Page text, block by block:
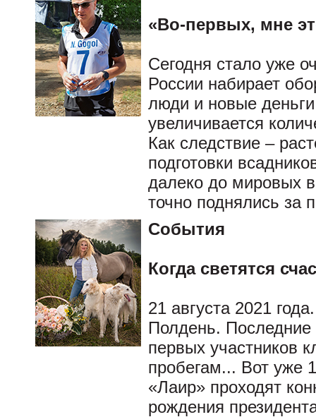
«Во-первых, мне
Сегодня стало уже
России набирает
люди и новые
увеличивается
Как следствие –
подготовки
далеко до мировых
точно поднялись за
События
Когда светятся
21 августа 2021
Полдень. Последние
первых участников
пробегам... Вот уже
«Лаир» проходят
рождения